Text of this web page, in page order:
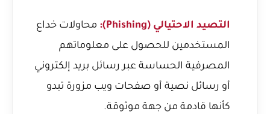
التصيد الاحتيالي (Phishing):
محاولات خداع
المستخدمين للحصول على معلوماتهم
المصرفية الحساسة عبر رسائل بريد إلكتروني
أو رسائل نصية أو صفحات ويب مزورة تبدو
كأنها قادمة من جهة موثوقة.